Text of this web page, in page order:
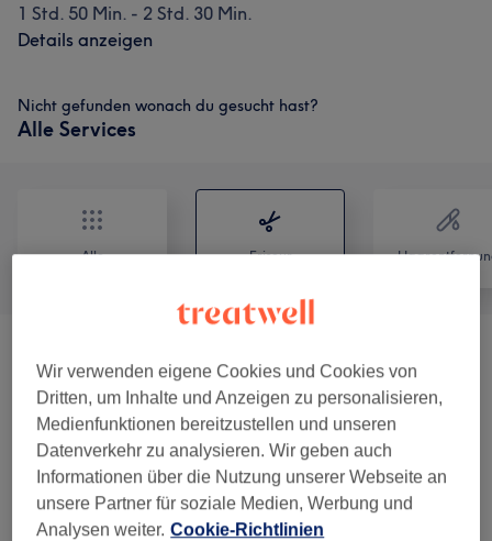
1 Std. 50 Min. - 2 Std. 30 Min.
Details anzeigen
Nicht gefunden wonach du gesucht hast?
Alle Services
Alle Friseur
Damen - Haarschnitte & Stylings )
Damen Colorationen
Studenten Angebote (8 ) ab 15 €
Damen - Balayage -Ombre -Babylights -
Wir verwenden eigene Cookies und Cookies von
Dritten, um Inhalte und Anzeigen zu personalisieren,
Medienfunktionen bereitzustellen und unseren
Datenverkehr zu analysieren. Wir geben auch
Informationen über die Nutzung unserer Webseite an
unsere Partner für soziale Medien, Werbung und
Analysen weiter. Cookie-Richtlinien